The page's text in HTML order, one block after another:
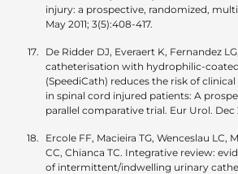
injury: a prospective, randomized,
May 2011; 3(5):408-417.
De Ridder DJ, Everaert K, Fernandez
catheterisation with hydrophilic-
(SpeediCath) reduces the risk of
in spinal cord injured patients: A
parallel comparative trial. Eur Urol. Dec
Ercole FF, Macieira TG, Wenceslau LC,
CC, Chianca TC. Integrative review:
of intermittent/indwelling urinary